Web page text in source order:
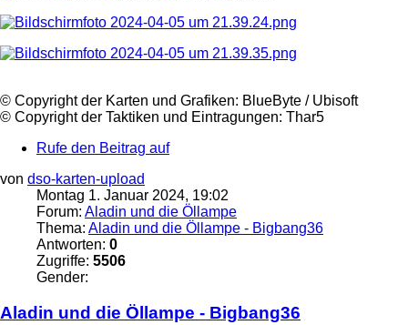
©️ Copyright der Karten und Grafiken: BlueByte / Ubisoft
©️ Copyright der Taktiken und Eintragungen: Thar5
Rufe den Beitrag auf
von dso-karten-upload
Montag 1. Januar 2024, 19:02
Forum: Aladin und die Öllampe
Thema: Aladin und die Öllampe - Bigbang36
Antworten: 0
Zugriffe: 5506
Gender:
Aladin und die Öllampe - Bigbang36